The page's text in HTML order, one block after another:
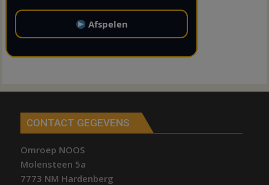
Afspelen
CONTACT GEGEVENS
Omroep NOOS
Molensteen 5a
7773 NM Hardenberg